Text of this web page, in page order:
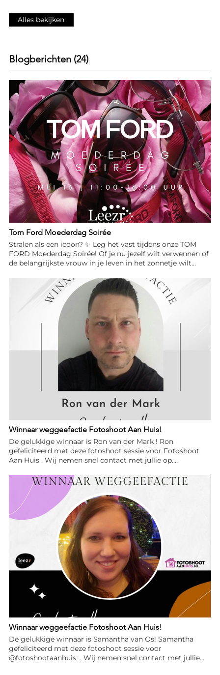
Alles bekijken
Blogberichten (24)
Tom Ford Moederdag Soirée
Stralen als een icoon? ✨ Leg het vast tijdens onze TOM
FORD Moederdag Soirée! Of je nu jezelf wilt verwennen of
de belangrijkste vrouw in je leven in het zonnetje wilt
Leezr Optiek. Wat kun je verwachten? Exclusieve Korting:
Ontvang €50 korting op de gehele collectie TOM FORD
zonnebrillen. 😎 Mini Fotoshoot: Laat je professioneel
vastleggen met je nieuwe look. Luxe Verwennerij: Geniet
van feestelijke hapjes en drankjes terwijl je shopt. Details
van het event: 📅 Wanneer: 16 mei 🕚 Tijd: 11:00 – 16:00 uur
📍 Locatie: Leezr Optiek, Ackershof 45, Pijnacker Zien we je
daar? Neem je moeder, oma of beste vriendin mee en
ontdek de tijdloze elegantie van TOM FORD. 🥂✨
Winnaar weggeefactie Fotoshoot Aan Huis!
De gelukkige winnaar is Ron van der Mark ! Ron
gefeliciteerd met deze fotoshoot sessie voor Fotoshoot
Aan Huis . Wij nemen snel contact met jullie op.
#LeezrFah
Winnaar weggeefactie Fotoshoot Aan Huis!
De gelukkige winnaar is Samantha van Os! Samantha
gefeliciteerd met deze fotoshoot sessie voor
@fotoshootaanhuis . Wij nemen snel contact met jullie